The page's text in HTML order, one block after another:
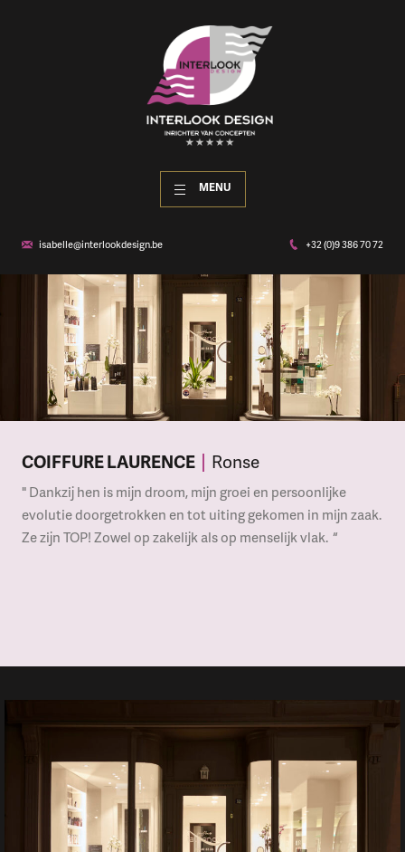
MENU
isabelle@interlookdesign.be +32 (0)9 386 70 72
COIFFURE LAURENCE Ronse
" Dankzij hen is mijn droom, mijn groei en persoonlijke
evolutie doorgetrokken en tot uiting gekomen in mijn zaak.
Ze zijn TOP! Zowel op zakelijk als op menselijk vlak. "